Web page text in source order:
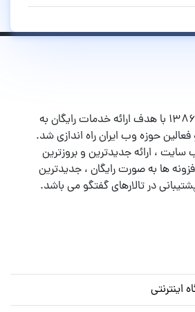
پرشین اسکریپت در سال ۱۳۸۶ با هدف ارائه خدمات رایگان به
حوزه وب ایران راه اندازی شد.
سایت ، ارائه جدیدترین و بروزترین
ها به صورت رایگان ، جدیدترین
در تالارهای گفتگو می باشد.
اینترنتی